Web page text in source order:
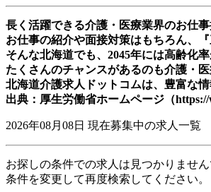
長く活躍できる介護・医療業界のお仕
お仕事の紹介や面接対策はもちろん、
そんな北海道でも、2045年には高齢化
たくさんのチャンスがあるのも介護・
北海道介護求人ドットコムは、豊富な
出典：厚生労働省ホームページ（
2026年08月08日 現在募集中の求人一覧
お探しの条件での求人は見つかりません
条件を変更して再度検索してください。